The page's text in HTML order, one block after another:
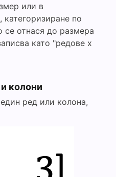
или в
по
се отнася до размера
като "редове x
колони
ред или колона,